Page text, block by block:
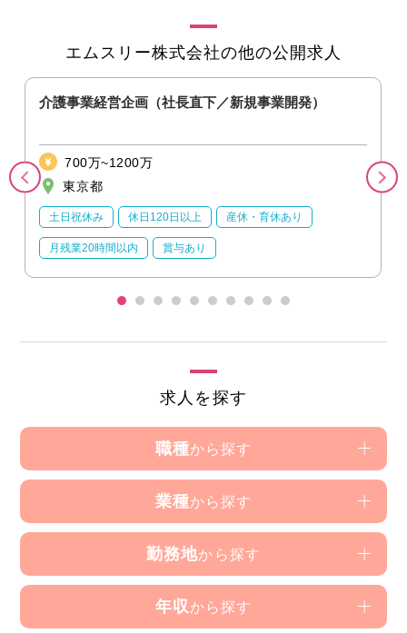
エムスリー株式会社の他の公開求人
介護事業経営企画（社長直下／新規事業開発）
700万~1200万
東京都
土日祝休み 休日120日以上 産休・育休あり
月残業20時間以内 賞与あり
求人を探す
職種から探す
業種から探す
勤務地から探す
年収 から探す